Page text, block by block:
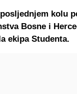
kolu
Bosne i
ekipa Studenta.